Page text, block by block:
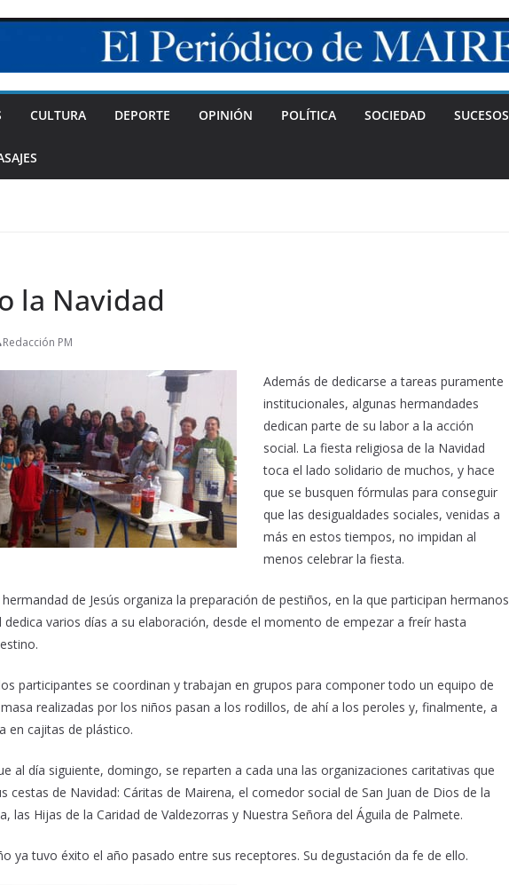
CULTURA DEPORTE OPINIÓN POLÍTICA SOCIEDAD SUCESOS
la Navidad
Redacción PM
Además de dedicarse a tareas puramente
institucionales, algunas hermandades
dedican parte de su labor a la acción
social. La fiesta religiosa de la Navidad
toca el lado solidario de muchos, y hace
que se busquen fórmulas para conseguir
que las desigualdades sociales, venidas a
más en estos tiempos, no impidan al
menos celebrar la fiesta.
de Jesús organiza la preparación de pestiños, en la que participan hermanos
varios días a su elaboración, desde el momento de empezar a freír hasta
participantes se coordinan y trabajan en grupos para componer todo un equipo de
realizadas por los niños pasan a los rodillos, de ahí a los peroles y, finalmente, a
en cajitas de plástico.
al día siguiente, domingo, se reparten a cada una las organizaciones caritativas que
cestas de Navidad: Cáritas de Mairena, el comedor social de San Juan de Dios de la
las Hijas de la Caridad de Valdezorras y Nuestra Señora del Águila de Palmete.
ya tuvo éxito el año pasado entre sus receptores. Su degustación da fe de ello.